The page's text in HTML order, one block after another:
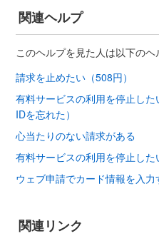
関連ヘルプ
このヘルプを見た人は以下の
請求を止めたい（508円）
有料サービスの利用を停止した
IDを忘れた）
心当たりのない請求がある
有料サービスの利用を停止した
ウェブ申請でカード情報を入
関連リンク